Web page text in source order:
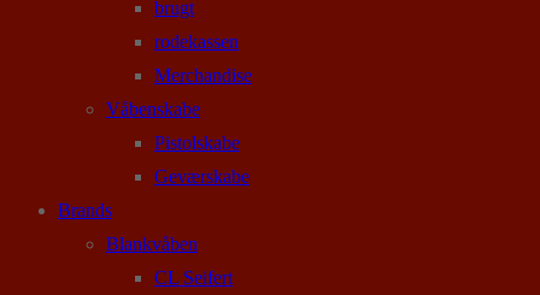
brugt
rodekassen
Merchandise
Våbenskabe
Pistolskabe
Geværskabe
Brands
Blankvåben
CL Seifert